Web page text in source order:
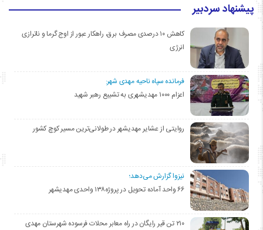
پیشنهاد سردبیر
کاهش ۱۰ درصدی مصرف برق، راهکار عبور از اوج گرما و ناترازی
انرژی
فرمانده سپاه ناحیه مهدی شهر:
اعزام ۱۰۰۰ مهدیشهری به تشییع رهبر شهید
روایتی از عشایر مهدیشهر در طولانی‌ترین مسیر کوچ کشور
نیزوا گزارش می‌دهد؛
۶۶ واحد آماده تحویل در پروژه۱۳۸ واحدی مهدیشهر
۲۱۰ تن قیر رایگان در راه معابر محلات فرسوده شهرستان مهدی